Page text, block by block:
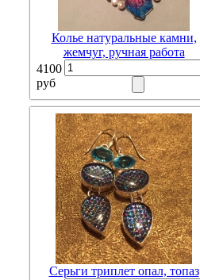
Колье натуральные камни,
жемчуг, ручная работа
4100
руб
Серьги триплет опал, топаз